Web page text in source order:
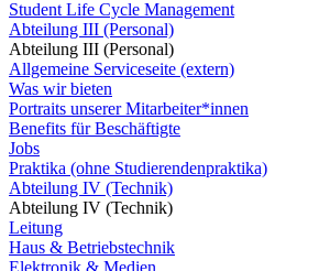
Student Life Cycle Management
Abteilung III (Personal)
Abteilung III (Personal)
Allgemeine Serviceseite (extern)
Was wir bieten
Portraits unserer Mitarbeiter*innen
Benefits für Beschäftigte
Jobs
Praktika (ohne Studierendenpraktika)
Abteilung IV (Technik)
Abteilung IV (Technik)
Leitung
Haus & Betriebstechnik
Elektronik & Medien